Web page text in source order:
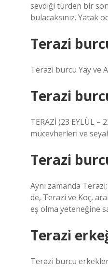
sevdiği türden bir
bulacaksınız. Yatak
Terazi
Terazi burcu Yay ve
Terazi
TERAZİ (23 EYLÜL –
mücevherleri ve
Terazi
Aynı zamanda
de, Terazi ve Koç,
eş olma yeteneğine
Terazi
Terazi burcu